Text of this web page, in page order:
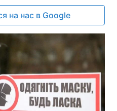
на нас в Google